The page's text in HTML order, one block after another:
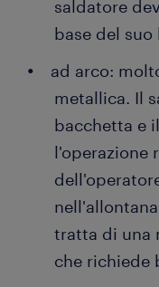
saldatore
base del suo
ad arco:
metallica. Il
bacchetta e
l'operazione
tratta di una
che richiede